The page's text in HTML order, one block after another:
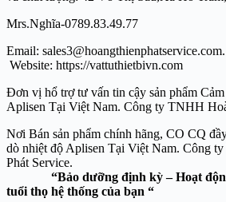
Mrs.Nghĩa-0789.83.49.77
Email:
Website: https://vattuthietbivn.com
Đơn vị hổ trợ tư vấn tin cậy sản phẩm
Aplisen Tại Việt Nam. Công ty TNHH
Nơi Bán sản phẩm chính hãng, CO CQ
dò nhiệt độ Aplisen Tại Việt Nam. Công
Phát
“Bảo dưỡng định kỳ – Hoạt
tuổi thọ hệ thống của bạn “